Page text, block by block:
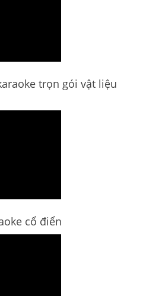
trọn gói vật liệu
cổ điển